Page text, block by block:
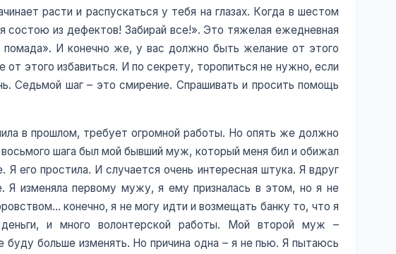
расти и распускаться у тебя на глазах. Когда в шестом
состою из дефектов! Забирай все!». Это тяжелая ежедневная
И конечно же, у вас должно быть желание от этого
этого избавиться. И по секрету, торопиться не нужно, если
Седьмой шаг – это смирение. Спрашивать и просить помощь
в прошлом, требует огромной работы. Но опять же должно
шага был мой бывший муж, который меня бил и обижал
его простила. И случается очень интересная штука. Я вдруг
изменяла первому мужу, я ему призналась в этом, но я не
конечно, я не могу идти и возмещать банку то, что я
и много волонтерской работы. Мой второй муж –
больше изменять. Но причина одна – я не пью. Я пытаюсь